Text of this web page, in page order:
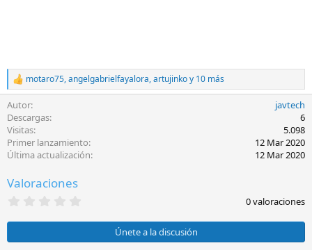
R
e
a
c
c
i
o
n
s
motaro75,angelgabrielfayalora,artujinkoy 10 más
Autor
javtech
Descargas
6
Visitas
5.098
Primer lanzamiento
12 Mar 2020
Última actualización
12 Mar 2020
Valoraciones
0
e
0 valoraciones
Únete a la discusión